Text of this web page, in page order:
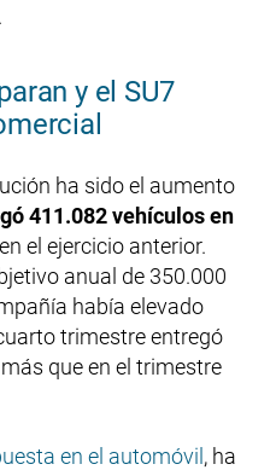
y el SU7
ha sido el aumento
411.082 vehículos en
el ejercicio anterior.
anual de 350.000
había elevado
trimestre entregó
que en el trimestre
en el automóvil, ha